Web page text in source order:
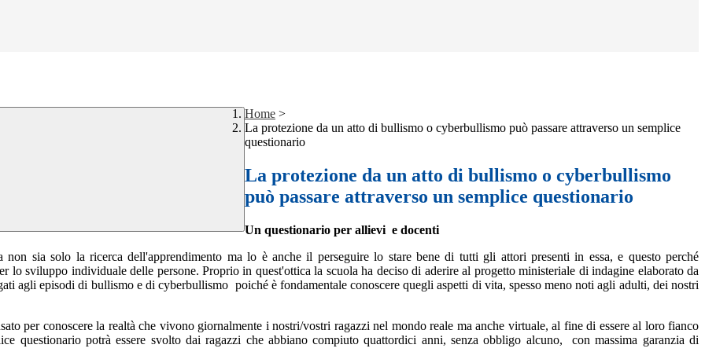
Home >
La protezione da un atto di bullismo o cyberbullismo può passare attraverso un semplice
questionario
La protezione da un atto di bullismo o cyberbullismo
può passare attraverso un semplice questionario
Un questionario per allievi e docenti
sia solo la ricerca dell'apprendimento ma lo è anche il perseguire lo stare bene di tutti gli attori presenti in essa, e questo perché
lo sviluppo individuale delle persone. Proprio in quest'ottica la scuola ha deciso di aderire al progetto ministeriale di indagine elaborato da
agli episodi di bullismo e di cyberbullismo poiché è fondamentale conoscere quegli aspetti di vita, spesso meno noti agli adulti, dei nostri
per conoscere la realtà che vivono giornalmente i nostri/vostri ragazzi nel mondo reale ma anche virtuale, al fine di essere al loro fianco
questionario potrà essere svolto dai ragazzi che abbiano compiuto quattordici anni, senza obbligo alcuno, con massima garanzia di